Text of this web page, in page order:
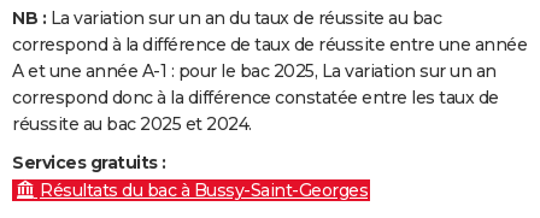
NB : La variation sur un an du taux de réussite au bac
correspond à la différence de taux de réussite entre une année
A et une année A-1 : pour le bac 2025, La variation sur un an
correspond donc à la différence constatée entre les taux de
réussite au bac 2025 et 2024.
Services gratuits :
Résultats du bac à Bussy-Saint-Georges